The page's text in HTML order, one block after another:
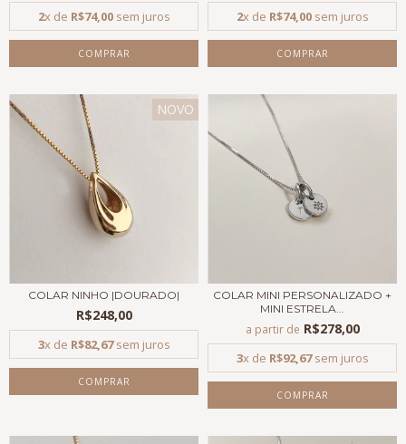
2x de R$74,00sem juros
COMPRAR
2x de R$74,00sem juros
COMPRAR
NOVO
COLAR NINHO |DOURADO|
R$248,00
3x de R$82,67sem juros
COMPRAR
COLAR MINI PERSONALIZADO +
MINI ESTRELA...
a partir de R$278,00
3x de R$92,67sem juros
COMPRAR